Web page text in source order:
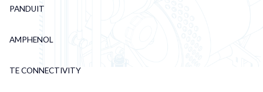
PANDUIT
AMPHENOL
TE CONNECTIVITY